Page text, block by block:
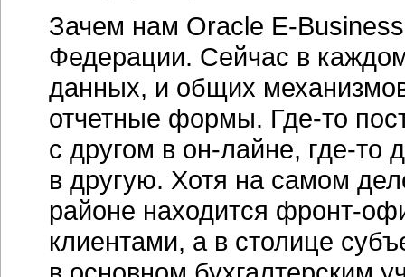
Зачем нам Oracle E-
Федерации. Сейчас в
данных, и общих
отчетные формы. Где-то
с другом в он-лайне, где-то
в другую. Хотя на самом
районе находится фронт-
клиентами, а в столице